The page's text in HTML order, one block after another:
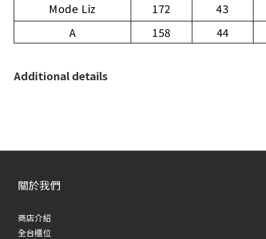
Mode Liz
172
43
A
158 44
Additional details
關於我們
商店介紹
全台櫃位